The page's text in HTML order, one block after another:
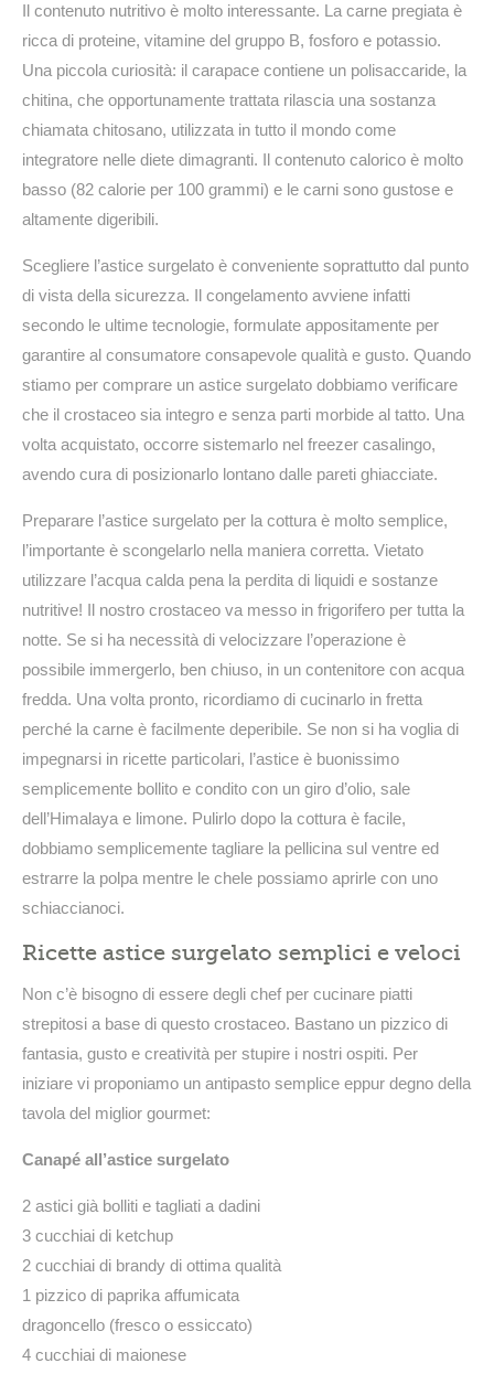
Il contenuto nutritivo è molto interessante. La carne pregiata è
ricca di proteine, vitamine del gruppo B, fosforo e potassio.
Una piccola curiosità: il carapace contiene un polisaccaride, la
chitina, che opportunamente trattata rilascia una sostanza
chiamata chitosano, utilizzata in tutto il mondo come
integratore nelle diete dimagranti. Il contenuto calorico è molto
basso (82 calorie per 100 grammi) e le carni sono gustose e
altamente digeribili.
Scegliere l’astice surgelato è conveniente soprattutto dal punto
di vista della sicurezza. Il congelamento avviene infatti
secondo le ultime tecnologie, formulate appositamente per
garantire al consumatore consapevole qualità e gusto. Quando
stiamo per comprare un astice surgelato dobbiamo verificare
che il crostaceo sia integro e senza parti morbide al tatto. Una
volta acquistato, occorre sistemarlo nel freezer casalingo,
avendo cura di posizionarlo lontano dalle pareti ghiacciate.
Preparare l’astice surgelato per la cottura è molto semplice,
l’importante è scongelarlo nella maniera corretta. Vietato
utilizzare l’acqua calda pena la perdita di liquidi e sostanze
nutritive! Il nostro crostaceo va messo in frigorifero per tutta la
notte. Se si ha necessità di velocizzare l’operazione è
possibile immergerlo, ben chiuso, in un contenitore con acqua
fredda. Una volta pronto, ricordiamo di cucinarlo in fretta
perché la carne è facilmente deperibile. Se non si ha voglia di
impegnarsi in ricette particolari, l’astice è buonissimo
semplicemente bollito e condito con un giro d’olio, sale
dell’Himalaya e limone. Pulirlo dopo la cottura è facile,
dobbiamo semplicemente tagliare la pellicina sul ventre ed
estrarre la polpa mentre le chele possiamo aprirle con uno
schiaccianoci.
Ricette astice surgelato semplici e veloci
Non c’è bisogno di essere degli chef per cucinare piatti
strepitosi a base di questo crostaceo. Bastano un pizzico di
fantasia, gusto e creatività per stupire i nostri ospiti. Per
iniziare vi proponiamo un antipasto semplice eppur degno della
tavola del miglior gourmet:
Canapé all’astice surgelato
2 astici già bolliti e tagliati a dadini
3 cucchiai di ketchup
2 cucchiai di brandy di ottima qualità
1 pizzico di paprika affumicata
dragoncello (fresco o essiccato)
4 cucchiai di maionese